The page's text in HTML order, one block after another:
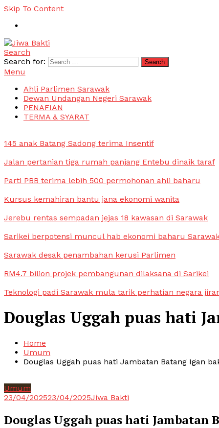
Skip To Content
Jiwa Bakti
Suara PBB Sarawak
Search
Search for:
Menu
Ahli Parlimen Sarawak
Dewan Undangan Negeri Sarawak
PENAFIAN
TERMA & SYARAT
145 anak Batang Sadong terima Insentif
Jalan pertanian tiga rumah panjang Entebu dinaik taraf
Parti PBB terima lebih 500 permohonan ahli baharu
Kursus kemahiran bantu jana ekonomi wanita
Jerebu rentas sempadan jejas 18 kawasan di Sarawak
Sarikei berpotensi muncul hab ekonomi baharu
Sarawak desak penambahan kerusi Parlimen
RM4.7 bilion projek pembangunan dilaksana di Sarikei
Teknologi padi Sarawak mula tarik perhatian negara
Douglas Uggah puas hati
Home
Umum
Douglas Uggah puas hati Jambatan Batang Igan
Umum
23/04/202523/04/2025Jiwa Bakti
Douglas Uggah puas hati Jambatan